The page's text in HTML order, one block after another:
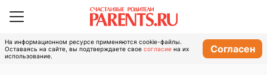
На информационном ресурсе применяются cookie-файлы.
Оставаясь на сайте, вы подтверждаете свое согласие на их
использование.
Согласен